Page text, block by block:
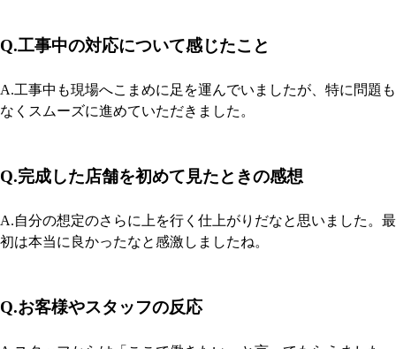
Q.工事中の対応について感じたこと
A.工事中も現場へこまめに足を運んでいましたが、特に問題も
なくスムーズに進めていただきました。
Q.完成した店舗を初めて見たときの感想
A.自分の想定のさらに上を行く仕上がりだなと思いました。最
初は本当に良かったなと感激しましたね。
Q.お客様やスタッフの反応